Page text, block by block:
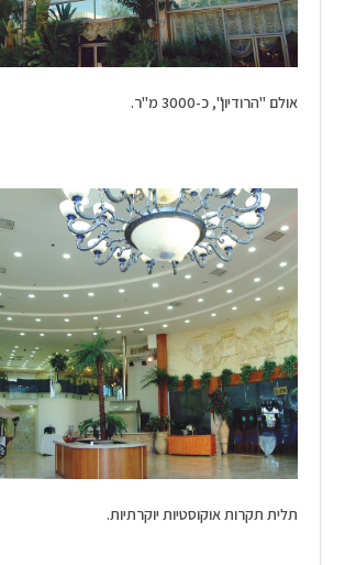
אולם "הרודיון", כ-3000 מ"ר.
תלית תקרות אוקוסטיות יוקרתיות.